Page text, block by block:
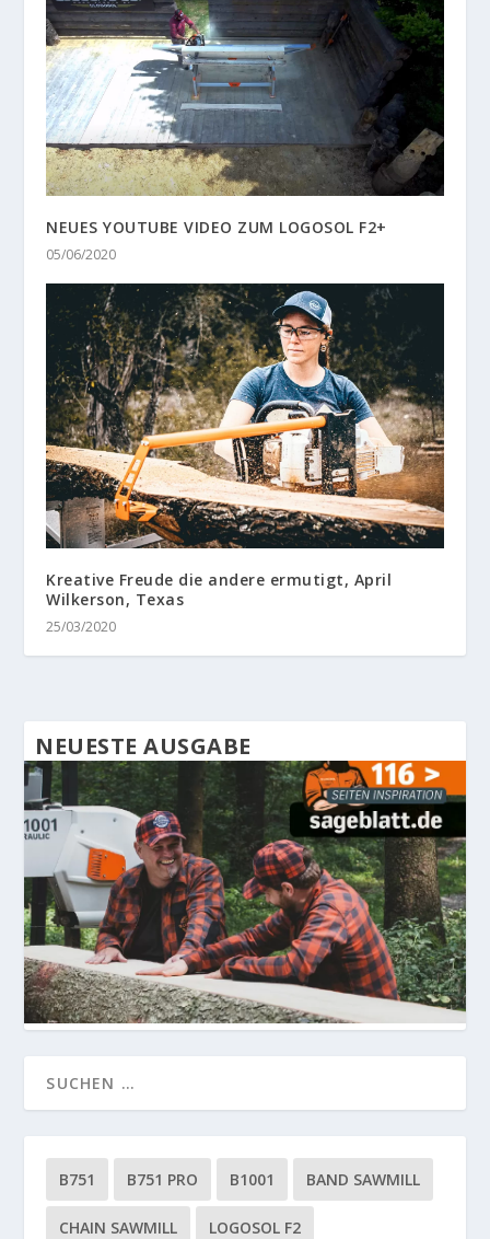
NEUES YOUTUBE VIDEO ZUM LOGOSOL F2+
05/06/2020
Kreative Freude die andere ermutigt, April
Wilkerson, Texas
25/03/2020
NEUESTE AUSGABE
B751 B751 PRO B1001 BAND SAWMILL
CHAIN SAWMILL LOGOSOL F2